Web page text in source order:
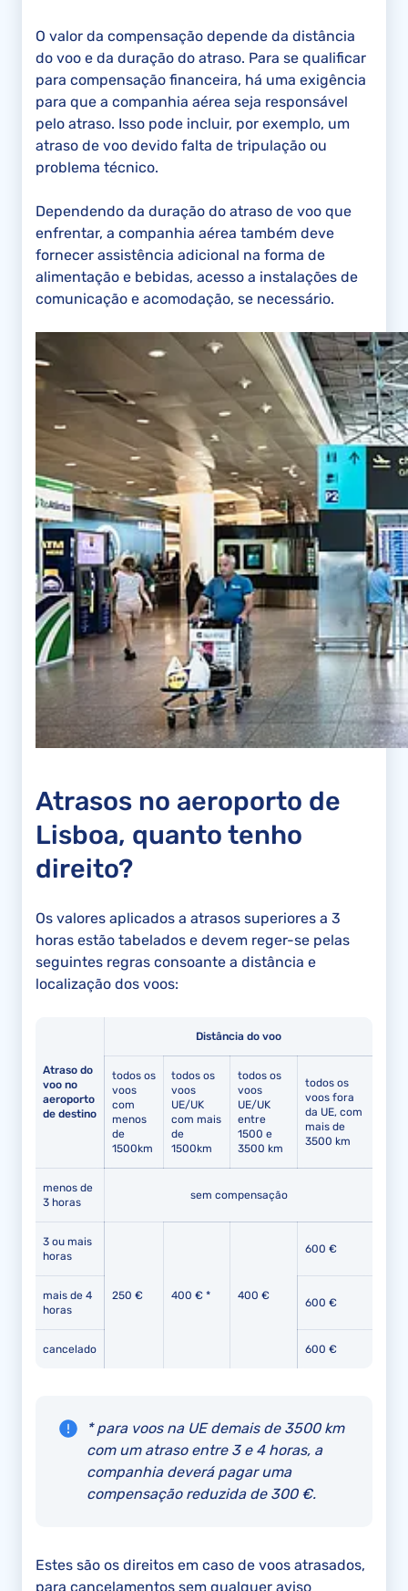
O valor da compensação depende da distância
do voo e da duração do atraso. Para se qualificar
para compensação financeira, há uma exigência
para que a companhia aérea seja responsável
pelo atraso. Isso pode incluir, por exemplo, um
atraso de voo devido falta de tripulação ou
problema técnico.
Dependendo da duração do atraso de voo que
enfrentar, a companhia aérea também deve
fornecer assistência adicional na forma de
alimentação e bebidas, acesso a instalações de
comunicação e acomodação, se necessário.
Atrasos no aeroporto de
Lisboa, quanto tenho
direito?
Os valores aplicados a atrasos superiores a 3
horas estão tabelados e devem reger-se pelas
seguintes regras consoante a distância e
localização dos voos:
Atraso do
voo no
aeroporto
de destino
Distância do voo
todos os
voos
com
menos
de
1500km
todos os
voos
UE/UK
com mais
de
1500km
todos os
voos
UE/UK
entre
1500 e
3500 km
todos os
voos fora
da UE, com
mais de
3500 km
menos de
3 horas
sem compensação
3 ou mais
horas
250 € 400 € * 400 €
600 €
mais de 4
horas
600 €
cancelado 600 €
* para voos na UE demais de 3500 km
com um atraso entre 3 e 4 horas, a
companhia deverá pagar uma
compensação reduzida de 300 €.
Estes são os direitos em caso de voos atrasados,
para cancelamentos sem qualquer aviso